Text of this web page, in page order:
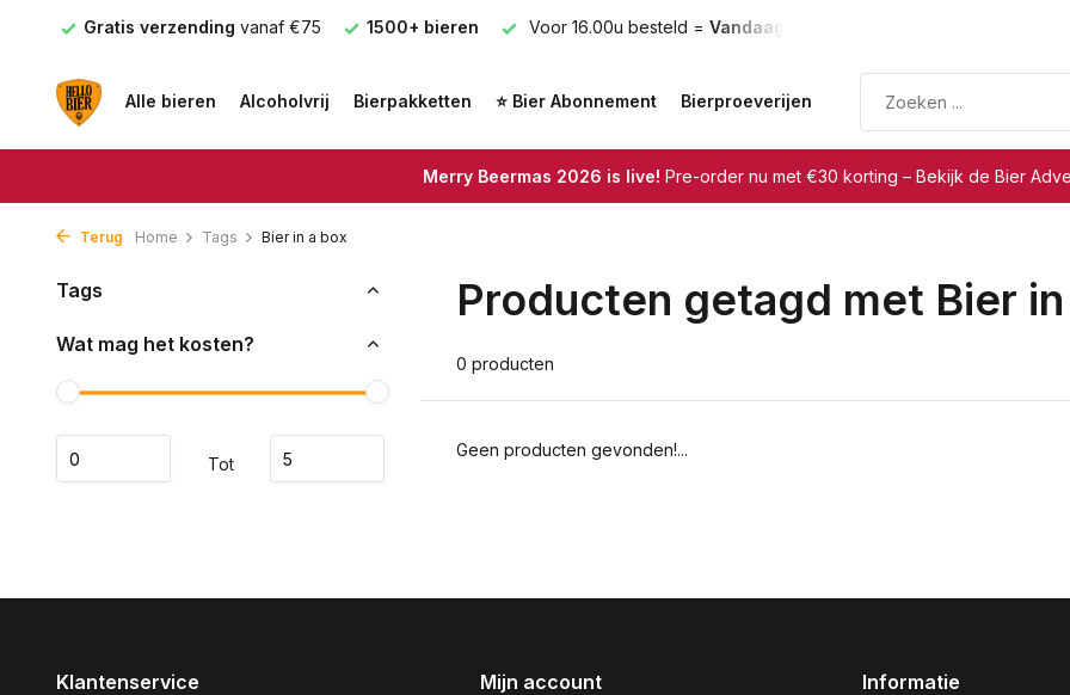
Gratis verzending vanaf €75 1500+ bieren Voor 16.00u besteld = Vandaag verzonden
Alle bieren Alcoholvrij Bierpakketten ⭐ Bier Abonnement Bierproeverijen
Merry Beermas 2026 is live! Pre-order nu met €30 korting – Bekijk de Bier
Terug Home Tags Bier in a box
Tags
Wat mag het kosten?
Tot
Producten getagd met Bier
0 producten
Geen producten gevonden!...
Klantenservice Mijn account Informatie